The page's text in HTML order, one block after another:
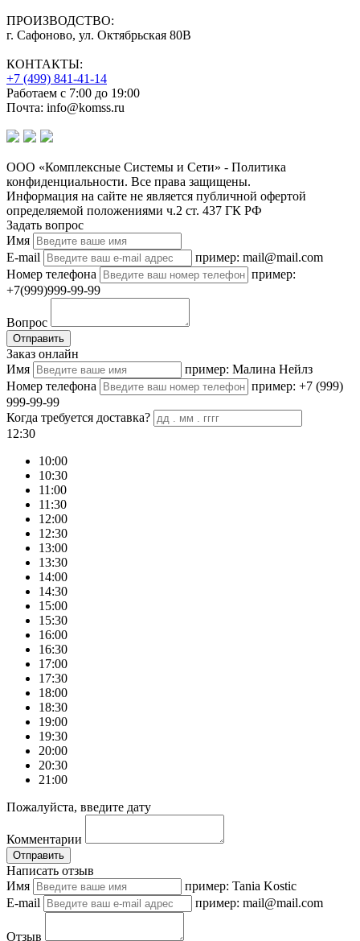
ПРОИЗВОДСТВО:
г. Сафоново, ул. Октябрьская 80В
КОНТАКТЫ:
+7 (499) 841-41-14
Работаем с 7:00 до 19:00
Почта: info@komss.ru
ООО «Комплексные Системы и Сети» - Политика
конфиденциальности. Все права защищены.
Информация на сайте не является публичной офертой
определяемой положениями ч.2 ст. 437 ГК РФ
Задать вопрос
Имя
E-mail
пример: mail@mail.com
Номер телефона
пример:
+7(999)999-99-99
Вопрос
Отправить
Заказ онлайн
Имя
пример: Малина Нейлз
Номер телефона
пример: +7 (999)
999-99-99
Когда требуется доставка?
12:30
10:00
10:30
11:00
11:30
12:00
12:30
13:00
13:30
14:00
14:30
15:00
15:30
16:00
16:30
17:00
17:30
18:00
18:30
19:00
19:30
20:00
20:30
21:00
Пожалуйста, введите дату
Комментарии
Отправить
Написать отзыв
Имя
пример: Tania Kostic
E-mail
пример: mail@mail.com
Отзыв